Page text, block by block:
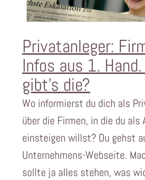
Privatanleger:
Infos aus 1.
gibt’s die?
Wo informierst du dich als
über die Firmen, in die du als
einsteigen willst? Du gehst
Unternehmens-Webseite.
sollte ja alles stehen, was